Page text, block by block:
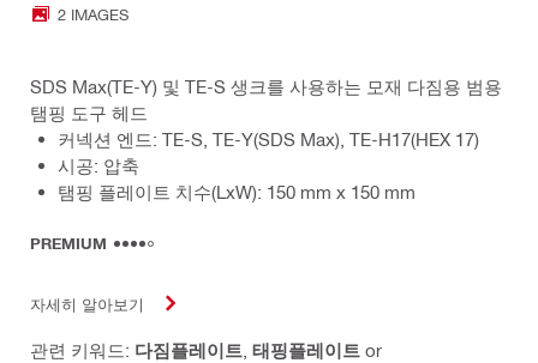
2 IMAGES
SDS Max(TE-Y) 및 TE-S 생크를 사용하는 모재 다짐용 범용
탬핑 도구 헤드
커넥션 엔드: TE-S, TE-Y(SDS Max), TE-H17(HEX 17)
시공: 압축
탬핑 플레이트 치수(LxW): 150 mm x 150 mm
PREMIUM
자세히 알아보기
관련 키워드: 다짐플레이트 태핑플레이트 or